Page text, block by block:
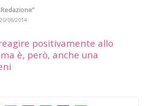
Redazione”
20/08/2014
positivamente allo
è, però, anche una